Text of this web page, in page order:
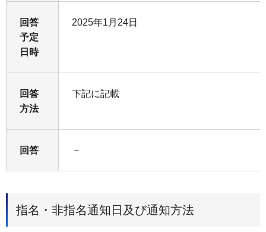
回答
予定
日時
2025年1月24日
回答
方法
下記に記載
回答 －
指名・非指名通知日及び通知方法